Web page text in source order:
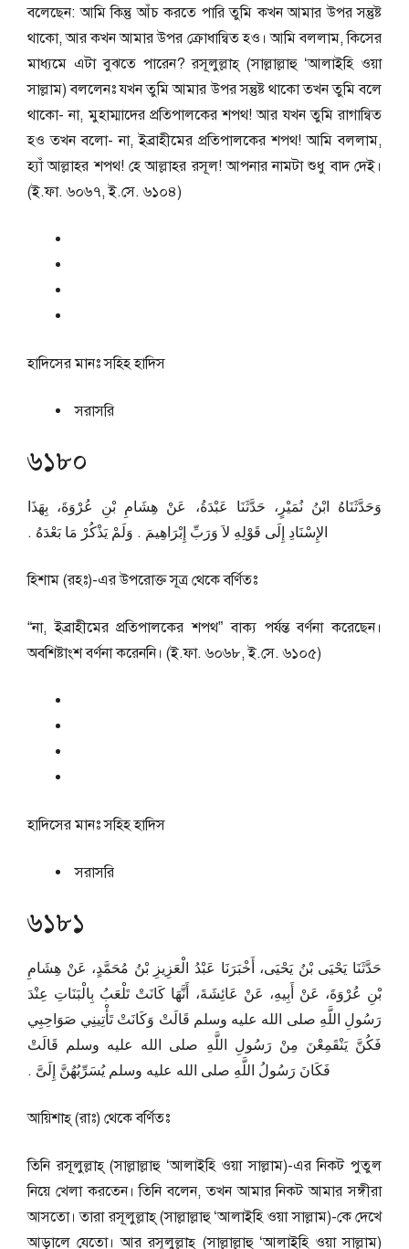
বলেছেন: আমি কিন্তু আঁচ করতে পারি তুমি কখন আমার উপর সন্তুষ্ট
থাকো, আর কখন আমার উপর ক্রোধান্বিত হও। আমি বললাম, কিসের
মাধ্যমে এটা বুঝতে পারেন? রসূলুল্লাহ্ (সাল্লাল্লাহু ‘আলাইহি ওয়া
সাল্লাম) বললেনঃ যখন তুমি আমার উপর সন্তুষ্ট থাকো তখন তুমি বলে
থাকো- না, মুহাম্মাদের প্রতিপালকের শপথ! আর যখন তুমি রাগান্বিত
হও তখন বলো- না, ইব্রাহীমের প্রতিপালকের শপথ! আমি বললাম,
হ্যাঁ আল্লাহর শপথ! হে আল্লাহর রসূল! আপনার নামটা শুধু বাদ দেই।
(ই.ফা. ৬০৬৭, ই.সে. ৬১০৪)
হাদিসের মানঃসহিহ হাদিস
সরাসরি
৬১৮০
وَحَدَّثَنَاهُ ابْنُ نُمَيْرٍ، حَدَّثَنَا عَبْدَةُ، عَنْ هِشَامِ بْنِ عُرْوَةَ، بِهَذَا
الإِسْنَادِ إِلَى قَوْلِهِ لاَ وَرَبِّ إِبْرَاهِيمَ ‏.‏ وَلَمْ يَذْكُرْ مَا بَعْدَهُ ‏.‏
হিশাম (রহঃ)-এর উপরোক্ত সূত্র থেকে বর্ণিতঃ
“না, ইব্রাহীমের প্রতিপালকের শপথ” বাক্য পর্যন্ত বর্ণনা করেছেন।
অবশিষ্টাংশ বর্ণনা করেননি। (ই.ফা. ৬০৬৮, ই.সে. ৬১০৫)
হাদিসের মানঃসহিহ হাদিস
সরাসরি
৬১৮১
حَدَّثَنَا يَحْيَى بْنُ يَحْيَى، أَخْبَرَنَا عَبْدُ الْعَزِيزِ بْنُ مُحَمَّدٍ، عَنْ هِشَامِ
بْنِ عُرْوَةَ، عَنْ أَبِيهِ، عَنْ عَائِشَةَ، أَنَّهَا كَانَتْ تَلْعَبُ بِالْبَنَاتِ عِنْدَ
رَسُولِ اللَّهِ صلى الله عليه وسلم قَالَتْ وَكَانَتْ تَأْتِينِي صَوَاحِبِي
فَكُنَّ يَنْقَمِعْنَ مِنْ رَسُولِ اللَّهِ صلى الله عليه وسلم قَالَتْ
فَكَانَ رَسُولُ اللَّهِ صلى الله عليه وسلم يُسَرِّبُهُنَّ إِلَىَّ ‏.‏
আয়িশাহ্ (রাঃ) থেকে বর্ণিতঃ
তিনি রসূলুল্লাহ্ (সাল্লাল্লাহু ‘আলাইহি ওয়া সাল্লাম)-এর নিকট পুতুল
নিয়ে খেলা করতেন। তিনি বলেন, তখন আমার নিকট আমার সঙ্গীরা
আসতো। তারা রসূলুল্লাহ্ (সাল্লাল্লাহু ‘আলাইহি ওয়া সাল্লাম)-কে দেখে
আড়ালে যেতো। আর রসূলুল্লাহ্ (সাল্লাল্লাহু ‘আলাইহি ওয়া সাল্লাম)